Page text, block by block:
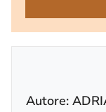
Autore: